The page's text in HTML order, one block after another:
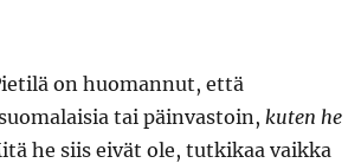
on huomannut, että
tai päinvastoin, kuten he
he siis eivät ole, tutkikaa vaikka